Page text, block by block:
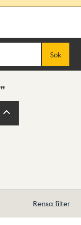
Sök
Rensa filter